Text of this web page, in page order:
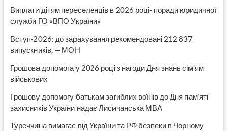
Виплати дітям переселенців в 2026 році- поради юридичної
служби ГО «ВПО України»
Вступ-2026: до зарахування рекомендовані 212 837
випускників, — МОН
Грошова допомога у 2026 році з нагоди Дня знань сім’ям
військових
Грошову допомогу батькам загиблих воїнів до Дня пам’яті
захисників України надає Лисичанська МВА
Туреччина вимагає від України та РФ безпеки в Чорному